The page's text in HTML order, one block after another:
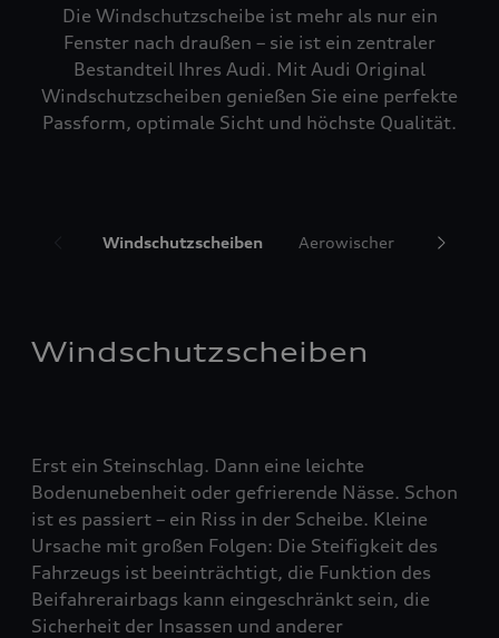
Die Windschutzscheibe ist mehr als nur ein
Fenster nach draußen – sie ist ein zentraler
Bestandteil Ihres Audi. Mit Audi Original
Windschutzscheiben genießen Sie eine perfekte
Passform, optimale Sicht und höchste Qualität.
Windschutzscheiben Aerowischer
Windschutzscheiben
Erst ein Steinschlag. Dann eine leichte
Bodenunebenheit oder gefrierende Nässe. Schon
ist es passiert – ein Riss in der Scheibe. Kleine
Ursache mit großen Folgen: Die Steifigkeit des
Fahrzeugs ist beeinträchtigt, die Funktion des
Beifahrerairbags kann eingeschränkt sein, die
Sicherheit der Insassen und anderer